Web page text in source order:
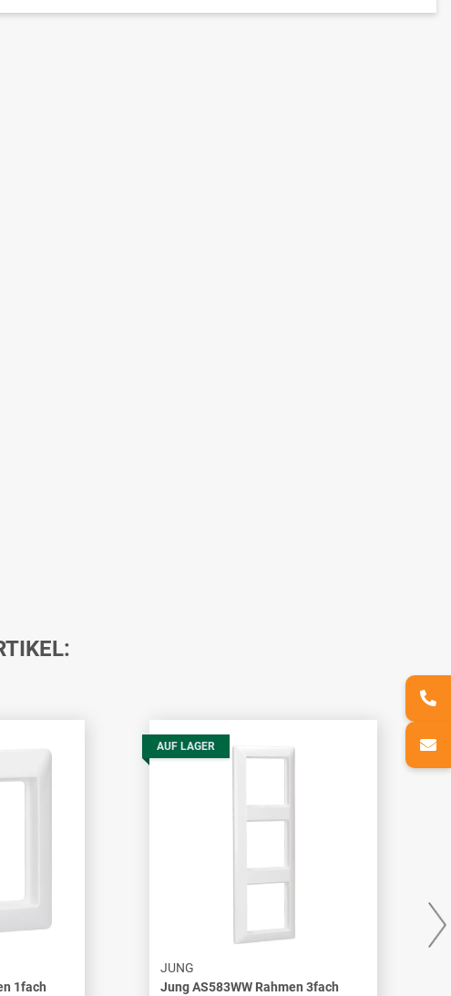
1fach
AUF LAGER
JUNG
Jung AS583WW Rahmen 3fach